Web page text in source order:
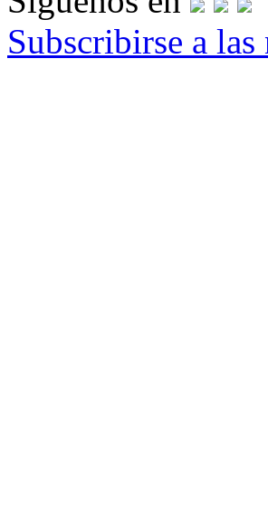
Subscribirse a las